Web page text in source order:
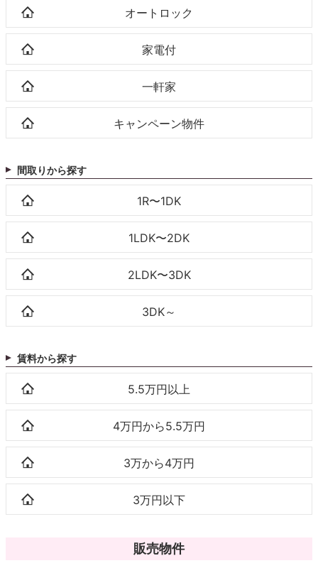
オートロック
家電付
一軒家
キャンペーン物件
間取りから探す
1R〜1DK
1LDK〜2DK
2LDK〜3DK
3DK～
賃料から探す
5.5万円以上
4万円から5.5万円
3万から4万円
3万円以下
販売物件